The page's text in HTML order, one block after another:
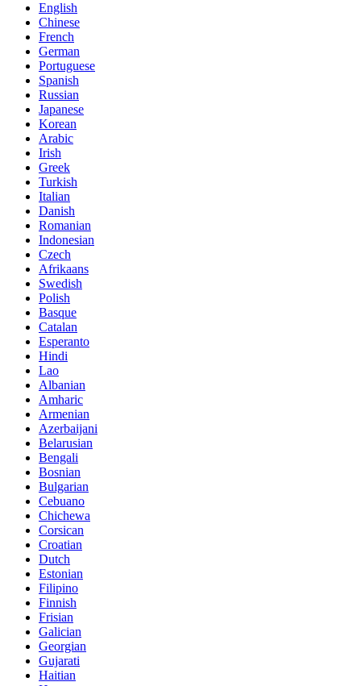
English
Chinese
French
German
Portuguese
Spanish
Russian
Japanese
Korean
Arabic
Irish
Greek
Turkish
Italian
Danish
Romanian
Indonesian
Czech
Afrikaans
Swedish
Polish
Basque
Catalan
Esperanto
Hindi
Lao
Albanian
Amharic
Armenian
Azerbaijani
Belarusian
Bengali
Bosnian
Bulgarian
Cebuano
Chichewa
Corsican
Croatian
Dutch
Estonian
Filipino
Finnish
Frisian
Galician
Georgian
Gujarati
Haitian